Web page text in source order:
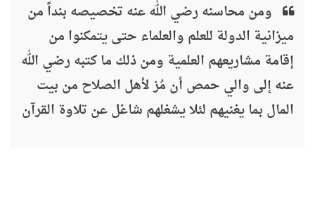
ومن محاسنه رضي الله عنه تخصيصه بنداً من
ميزانية الدولة للعلم والعلماء حتى يتمكنوا من
إقامة مشاريعهم العلمية ومن ذلك ما كتبه رضي الله
عنه إلى والي حمص أن مُرْ لأهل الصلاح من بيت
المال بما يغنيهم لئلا يشغلهم شاغل عن تلاوة القرآن